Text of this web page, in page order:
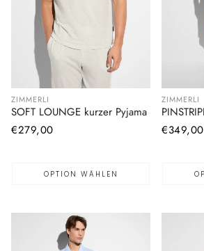
ZIMMERLI
SOFT LOUNGE kurzer Pyjama
Normaler
€279,00
OPTION WÄHLEN
ZIMMERLI
Normaler
€349,00